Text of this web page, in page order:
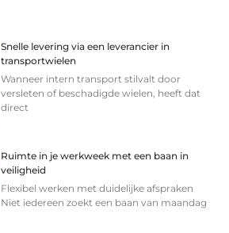
Snelle levering via een leverancier in
transportwielen
Wanneer intern transport stilvalt door
versleten of beschadigde wielen, heeft dat
direct
Ruimte in je werkweek met een baan in
veiligheid
Flexibel werken met duidelijke afspraken
Niet iedereen zoekt een baan van maandag